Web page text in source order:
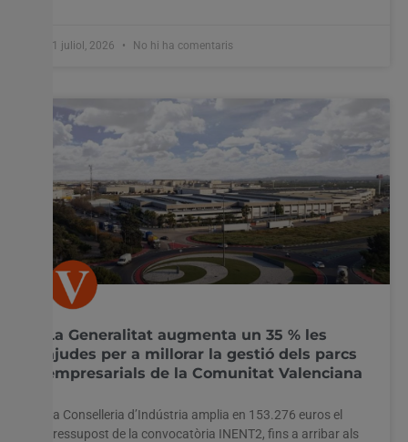
31 juliol, 2026 No hi ha comentaris
La Generalitat augmenta un 35 % les
ajudes per a millorar la gestió dels parcs
empresarials de la Comunitat Valenciana
La Conselleria d’Indústria amplia en 153.276 euros el
pressupost de la convocatòria INENT2, fins a arribar als